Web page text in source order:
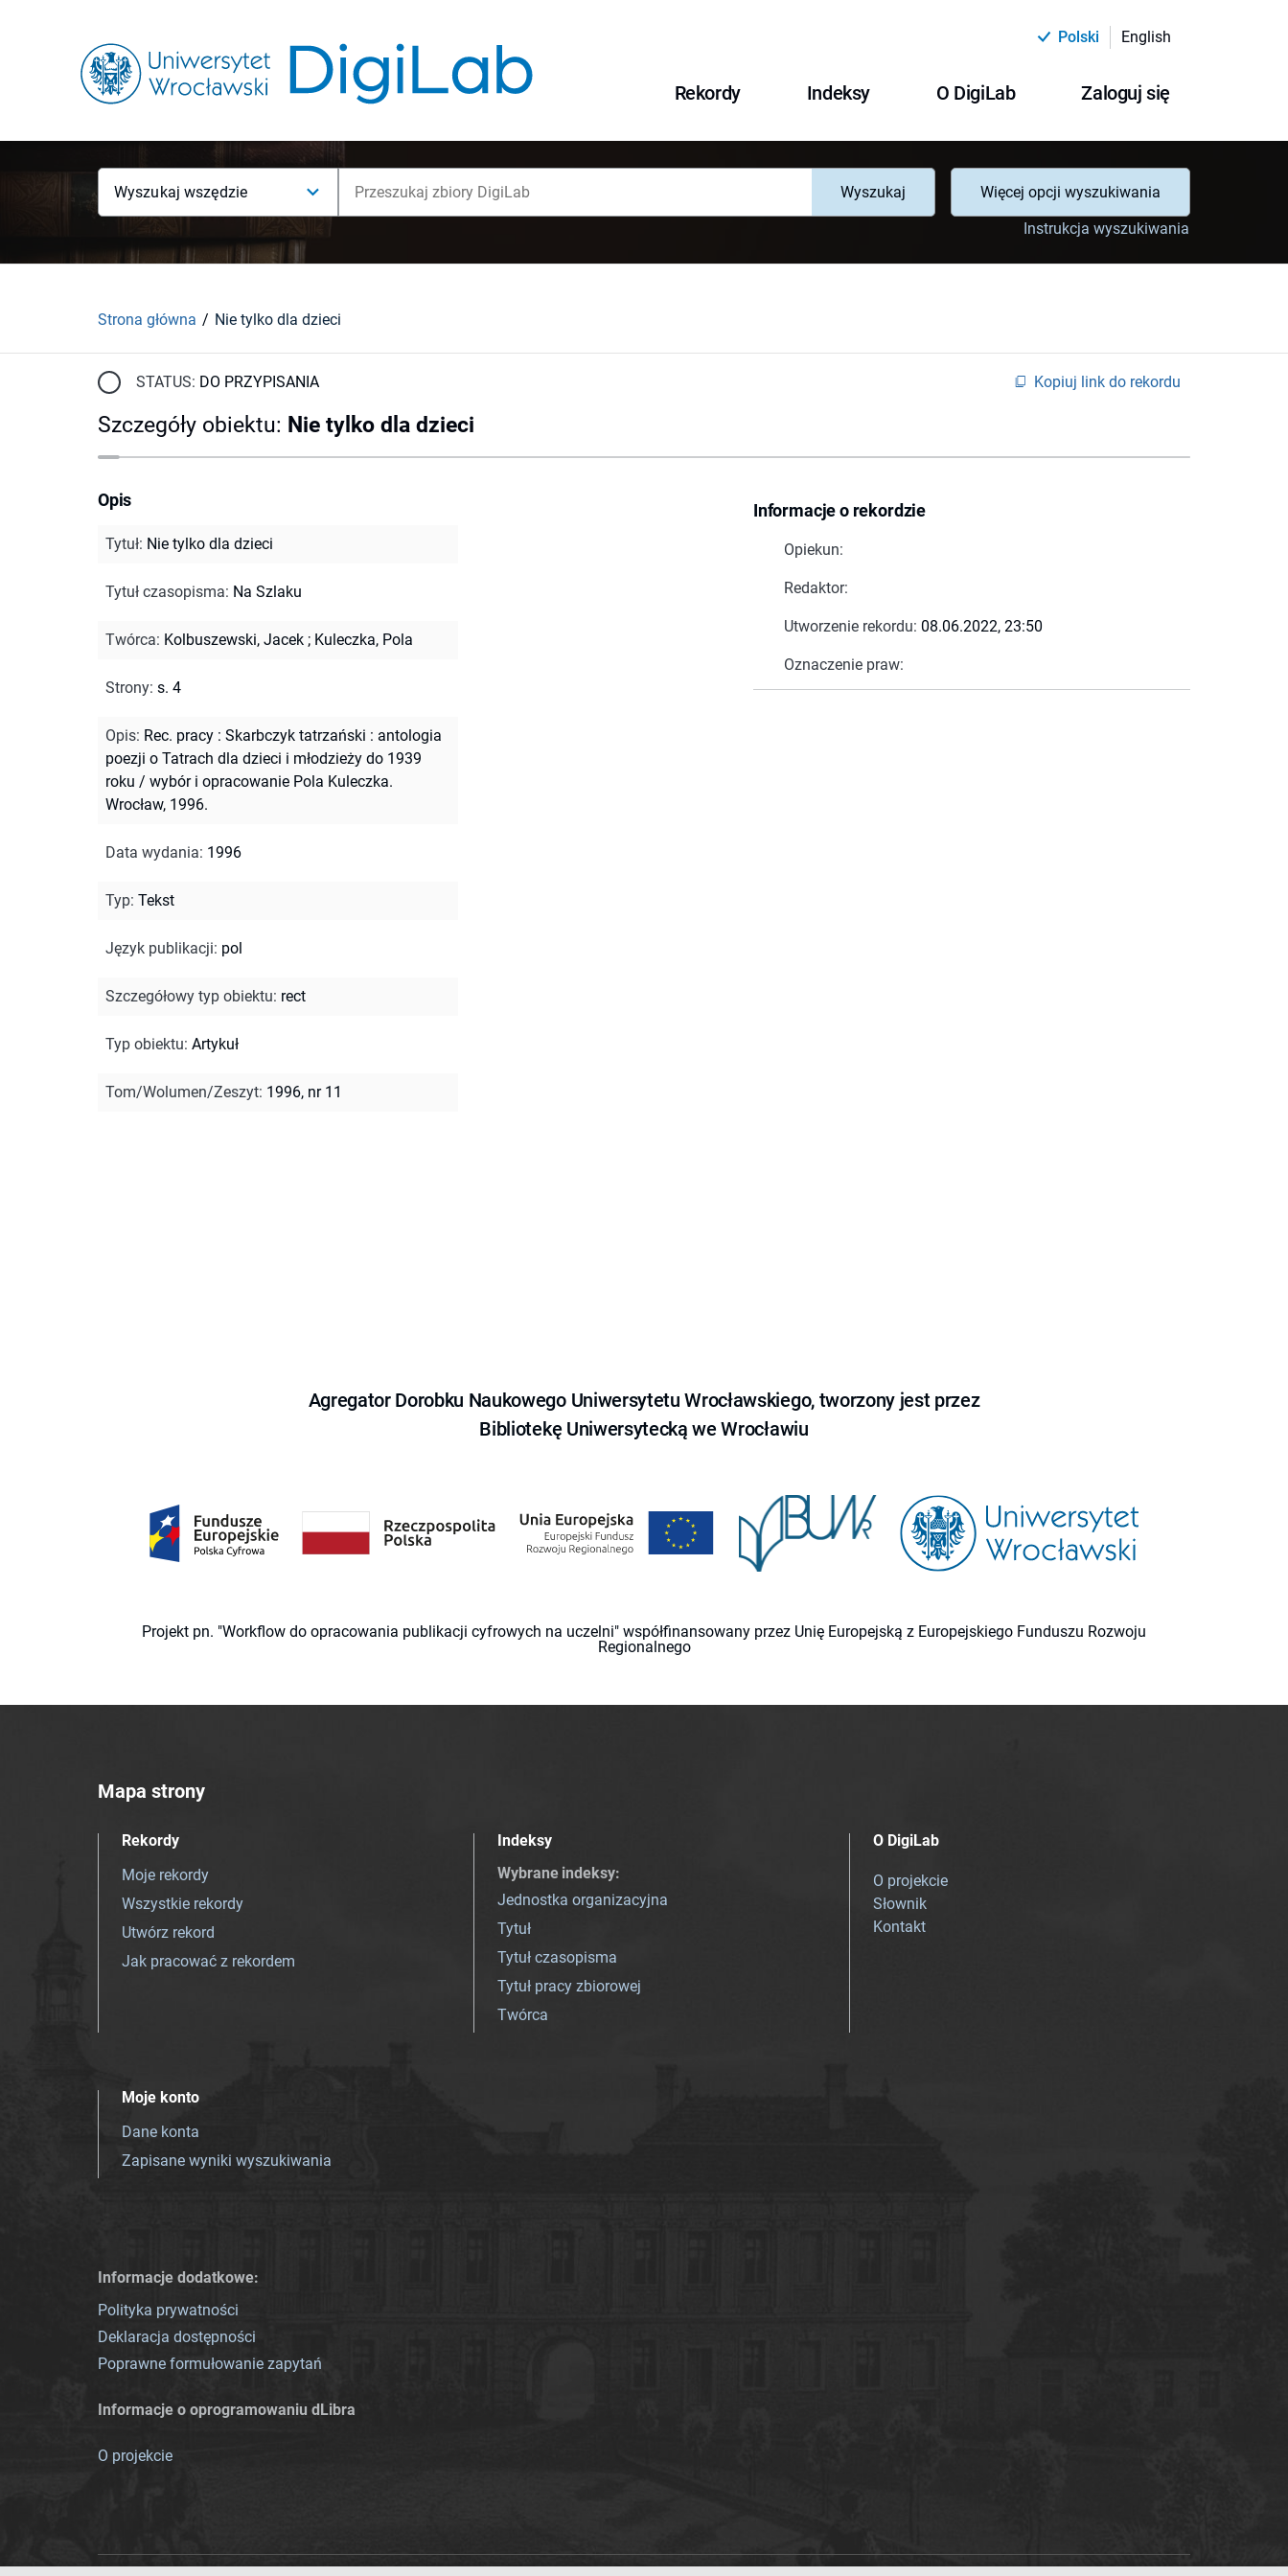
Polski English
Rekordy Indeksy O DigiLab Zaloguj się
Wyszukaj wszędzie Wyszukaj
Więcej opcji wyszukiwania
Instrukcja wyszukiwania
Strona główna Nie tylko dla dzieci
STATUS: DO PRZYPISANIA Kopiuj link do rekordu
Szczegóły obiektu: Nie tylko dla dzieci
Informacje o rekordzie
Opiekun:
Redaktor:
Utworzenie rekordu: 08.06.2022, 23:50
Oznaczenie praw:
Opis
Tytuł: Nie tylko dla dzieci
Tytuł czasopisma: Na Szlaku
Twórca: Kolbuszewski, Jacek ; Kuleczka, Pola
Strony: s. 4
Opis: Rec. pracy : Skarbczyk tatrzański : antologia
poezji o Tatrach dla dzieci i młodzieży do 1939
roku / wybór i opracowanie Pola Kuleczka.
Wrocław, 1996.
Data wydania: 1996
Typ: Tekst
Język publikacji: pol
Szczegółowy typ obiektu: rect
Typ obiektu: Artykuł
Tom/Wolumen/Zeszyt: 1996, nr 11
Agregator Dorobku Naukowego Uniwersytetu Wrocławskiego, tworzony jest przez
Bibliotekę Uniwersytecką we Wrocławiu
Projekt pn. "Workflow do opracowania publikacji cyfrowych na uczelni" współfinansowany przez Unię Europejską z Europejskiego Funduszu Rozwoju
Regionalnego
Mapa strony
Rekordy
Moje rekordy
Wszystkie rekordy
Utwórz rekord
Jak pracować z rekordem
Indeksy
Wybrane indeksy:
Jednostka organizacyjna
Tytuł
Tytuł czasopisma
Tytuł pracy zbiorowej
Twórca
O DigiLab
O projekcie
Słownik
Kontakt
Moje konto
Dane konta
Zapisane wyniki wyszukiwania
Informacje dodatkowe:
Polityka prywatności
Deklaracja dostępności
Poprawne formułowanie zapytań
Informacje o oprogramowaniu dLibra
O projekcie